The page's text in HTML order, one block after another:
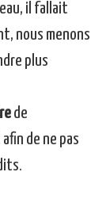
il fallait
nous menons
plus
de
de ne pas